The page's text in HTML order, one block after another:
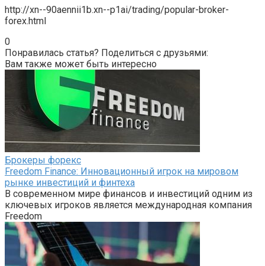
http://xn--90aennii1b.xn--p1ai/trading/popular-broker-
forex.html
0
Понравилась статья? Поделиться с друзьями:
Вам также может быть интересно
Брокеры форекс
Freedom Finance: Инновационный игрок на мировом
рынке инвестиций и финтеха
В современном мире финансов и инвестиций одним из
ключевых игроков является международная компания
Freedom